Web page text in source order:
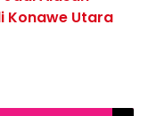
Konawe Utara